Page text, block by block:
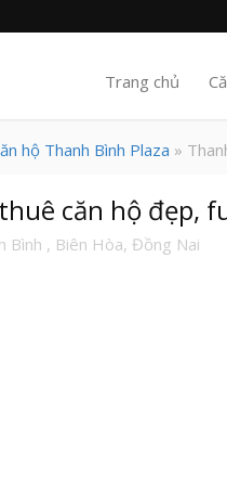
Trang chủ
hộ Thanh Bình Plaza »
căn hộ đẹp,
Bình , Biên Hòa, Đồng Nai